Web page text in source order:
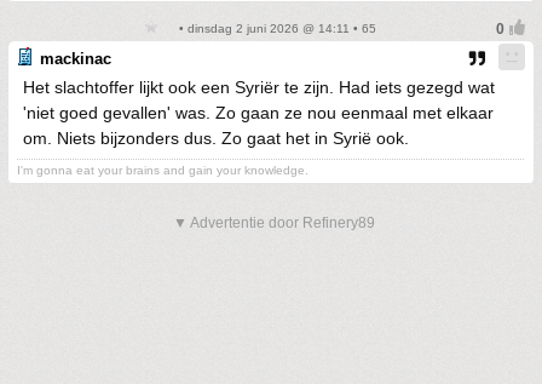
• dinsdag 2 juni 2026 @ 14:11 • 65
mackinac
Het slachtoffer lijkt ook een Syriër te zijn. Had iets gezegd wat
'niet goed gevallen' was. Zo gaan ze nou eenmaal met elkaar
om. Niets bijzonders dus. Zo gaat het in Syrië ook.
I'm gonna eat your brains and gain your knowledge.
▼ Advertentie door Refinery89